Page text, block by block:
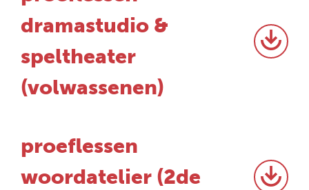
dramastudio &
speltheater
(volwassenen)
proeflessen
woordatelier (2de